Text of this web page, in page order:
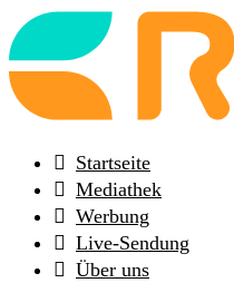
Back
to
frontpage
Startseite
Mediathek
Werbung
Live-Sendung
Über uns